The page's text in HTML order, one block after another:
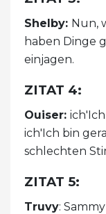
Shelby: Nun,
haben Dinge
einjagen.
ZITAT 4:
Ouiser:
ich'Ich bin
schlechten
ZITAT 5:
Truvy: